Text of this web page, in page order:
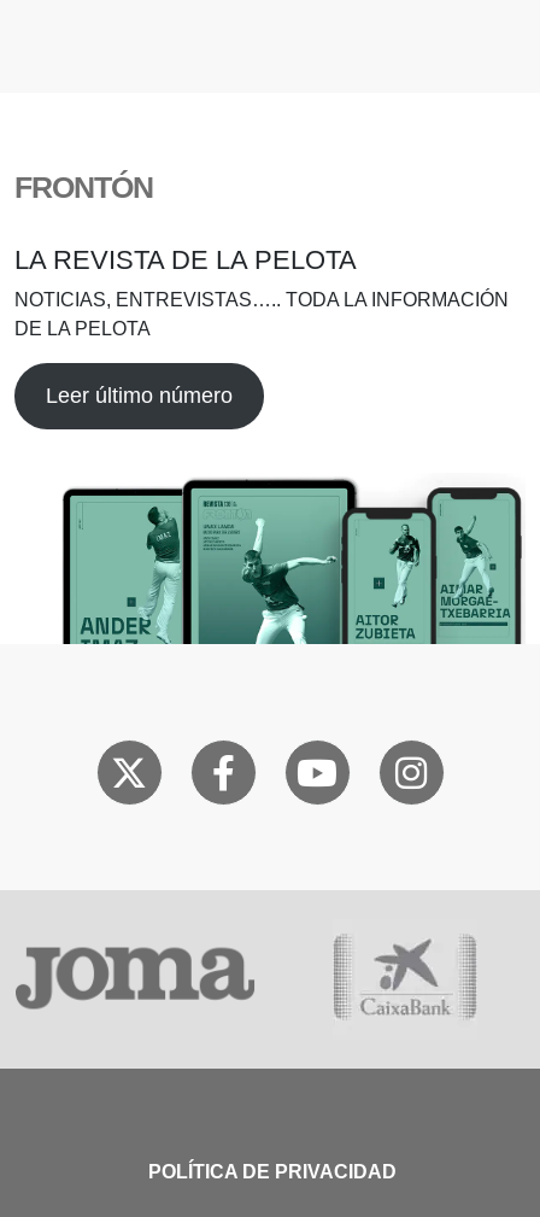
FRONTÓN
LA REVISTA DE LA PELOTA
NOTICIAS, ENTREVISTAS….. TODA LA INFORMACIÓN
DE LA PELOTA
Leer último número
POLÍTICA DE PRIVACIDAD